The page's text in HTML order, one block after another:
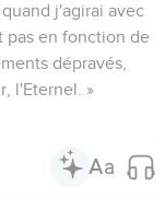
j'agirai avec
pas en fonction de
dépravés,
l'Eternel. »